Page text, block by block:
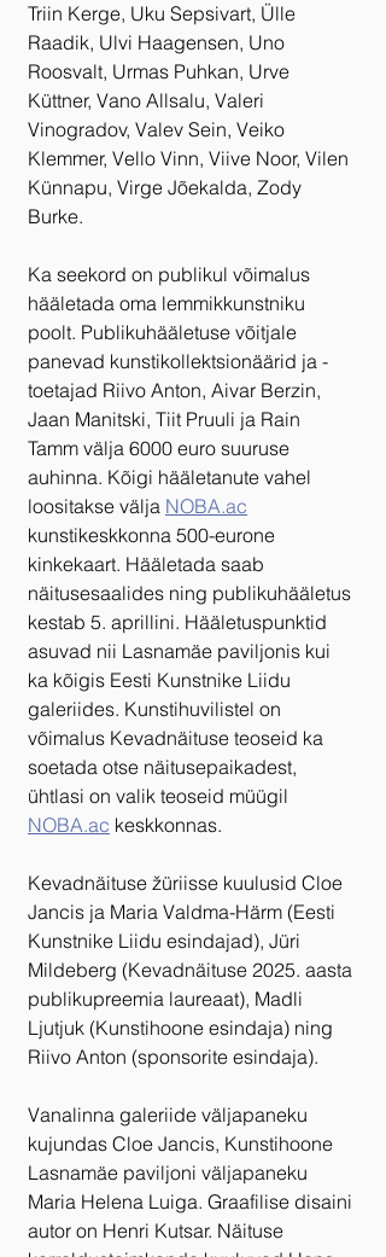
Triin Kerge, Uku Sepsivart, Ülle
Raadik, Ulvi Haagensen, Uno
Roosvalt, Urmas Puhkan, Urve
Küttner, Vano Allsalu, Valeri
Vinogradov, Valev Sein, Veiko
Klemmer, Vello Vinn, Viive Noor, Vilen
Künnapu, Virge Jõekalda, Zody
Burke.
Ka seekord on publikul võimalus
hääletada oma lemmikkunstniku
poolt. Publikuhääletuse võitjale
panevad kunstikollektsionäärid ja -
toetajad Riivo Anton, Aivar Berzin,
Jaan Manitski, Tiit Pruuli ja Rain
Tamm välja 6000 euro suuruse
auhinna. Kõigi hääletanute vahel
loositakse välja NOBA.ac
kunstikeskkonna 500-eurone
kinkekaart. Hääletada saab
näitusesaalides ning publikuhääletus
kestab 5. aprillini. Hääletuspunktid
asuvad nii Lasnamäe paviljonis kui
ka kõigis Eesti Kunstnike Liidu
galeriides. Kunstihuvilistel on
võimalus Kevadnäituse teoseid ka
soetada otse näitusepaikadest,
ühtlasi on valik teoseid müügil
NOBA.ac keskkonnas.
Kevadnäituse žüriisse kuulusid Cloe
Jancis ja Maria Valdma-Härm (Eesti
Kunstnike Liidu esindajad), Jüri
Mildeberg (Kevadnäituse 2025. aasta
publikupreemia laureaat), Madli
Ljutjuk (Kunstihoone esindaja) ning
Riivo Anton (sponsorite esindaja).
Vanalinna galeriide väljapaneku
kujundas Cloe Jancis, Kunstihoone
Lasnamäe paviljoni väljapaneku
Maria Helena Luiga. Graafilise disaini
autor on Henri Kutsar. Näituse